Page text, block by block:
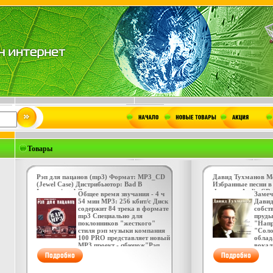
Товары
Рэп для пацанов (mp3) Формат: MP3_CD
(Jewel Case) Дистрибьютор: Bad B
International Лицензионные товары
Характеристики аудионосителей 2004 г
Сборник инфо 4257v.
Общее время звучания - 4 ч
54 мин МР3: 256 кбит/с Диск
содержит 84 трека в формате
mp3 Специально для
поклонников "жесткого"
стиля рэп музыки компания
100 PRO представляет новый
MP3 проект - qбюцож"Рэп
для пацанов-MP3", в
который вошли альбомы
Давид Тухманов
Избранные песни в
Формат: Audio
"РОФФ
товары
Сборник инфо